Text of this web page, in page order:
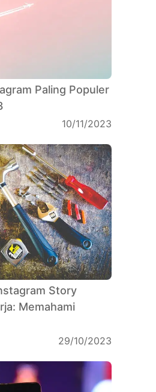
Paling Populer
10/11/2023
Story
Memahami
29/10/2023